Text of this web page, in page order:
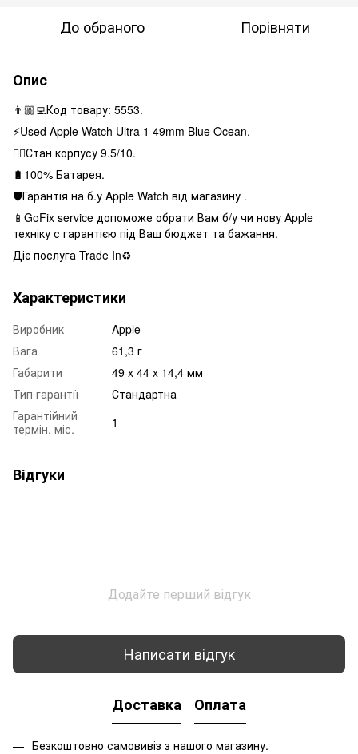
До обраного Порівняти
Опис
👨🏼‍💻Код товару: 5553.
⚡️Used Apple Watch Ultra 1 49mm Blue Ocean.
👌🏻Стан корпусу 9.5/10.
🔋100% Батарея.
🛡Гарантія на б.у Apple Watch від магазину .
📱GoFix service допоможе обрати Вам б/у чи нову Apple
техніку с гарантією під Ваш бюджет та бажання.
Діє послуга Trade In♻️
Характеристики
Виробник
Apple
Вага
61,3 г
Габарити
49 x 44 x 14,4 мм
Тип гарантії
Стандартна
Гарантійний
термін, міс.
1
Відгуки
Додайте перший відгук
Написати відгук
Доставка Оплата
Безкоштовно самовивіз з нашого магазину.